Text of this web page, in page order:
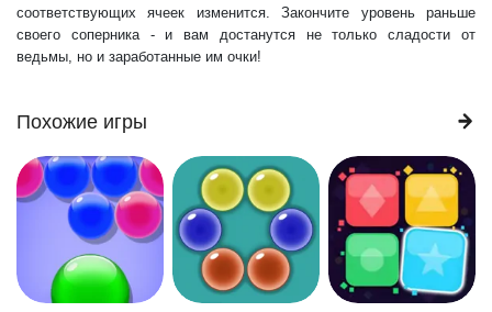
соответствующих ячеек изменится. Закончите уровень раньше
своего соперника - и вам достанутся не только сладости от
ведьмы, но и заработанные им очки!
Похожие игры